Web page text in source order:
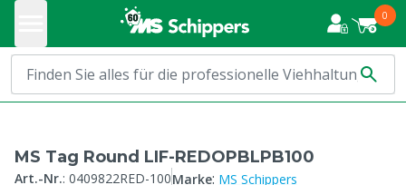
0
MS Tag Round LIF-REDOPBLPB100
Art.-Nr.: 0409822RED-100Marke: MS Schippers